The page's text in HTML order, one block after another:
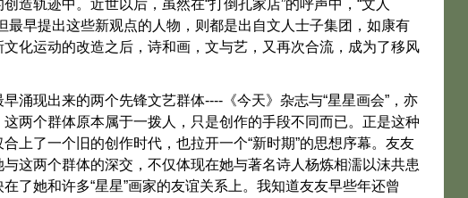
造轨迹中。近世以后，虽然在“打倒孔家店”的呼声中，“文人
最早提出这些新观点的人物，则都是出自文人士子集团，如康有
化运动的改造之后，诗和画，文与艺，又再次合流，成为了移风
涌现出来的两个先锋文艺群体----《今天》杂志与“星星画会”，亦
两个群体原本属于一拨人，只是创作的手段不同而已。正是这种
上了一个旧的创作时代，也拉开一个“新时期”的思想序幕。友友
这两个群体的深交，不仅体现在她与著名诗人杨炼相濡以沫共患
了她和许多“星星”画家的友谊关系上。我知道友友早些年还曾